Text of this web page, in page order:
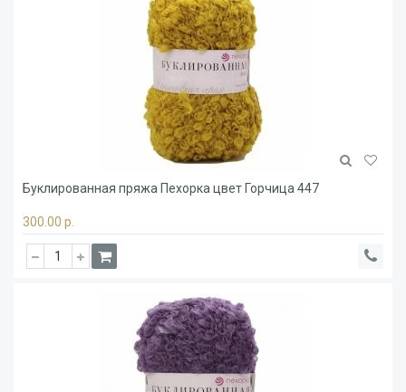
Буклированная пряжа Пехорка цвет Горчица 447
300.00 р.